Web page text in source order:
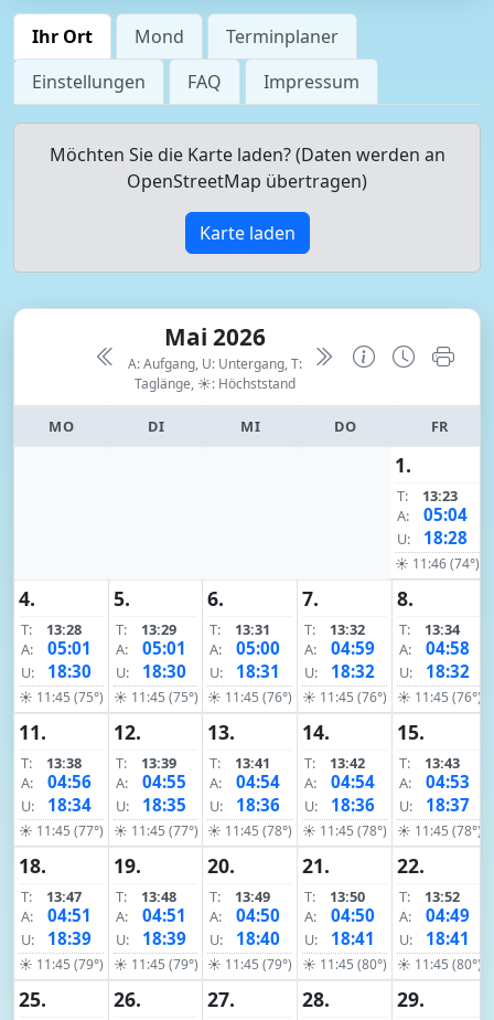
Ihr Ort Mond
Terminplaner
Einstellungen
FAQ Impressum
Möchten Sie die Karte laden? (Daten werden an
OpenStreetMap übertragen)
Karte laden
Mai 2026
A: Aufgang, U: Untergang, T:
Taglänge, ☀: Höchststand
MO DI MI DO FR
1.
T:
13:23
A:
05:04
U: 18:28
☀ 11:46 (74°)
4.
T:
13:28
A:
05:01
U: 18:30
☀ 11:45 (75°)
5.
T:
13:29
A:
05:01
U: 18:30
☀ 11:45 (75°)
6.
T:
13:31
A:
05:00
U: 18:31
☀ 11:45 (76°)
7.
T:
13:32
A:
04:59
U: 18:32
☀ 11:45 (76°)
8.
T:
13:34
A:
04:58
U: 18:32
☀ 11:45 (76°)
11.
T:
13:38
A:
04:56
U: 18:34
☀ 11:45 (77°)
12.
T:
13:39
A:
04:55
U: 18:35
☀ 11:45 (77°)
13.
T:
13:41
A:
04:54
U: 18:36
☀ 11:45 (78°)
14.
T:
13:42
A:
04:54
U: 18:36
☀ 11:45 (78°)
15.
T:
13:43
A:
04:53
U: 18:37
☀ 11:45 (78°)
18.
T:
13:47
A:
04:51
U: 18:39
☀ 11:45 (79°)
19.
T:
13:48
A:
04:51
U: 18:39
☀ 11:45 (79°)
20.
T:
13:49
A:
04:50
U: 18:40
☀ 11:45 (79°)
21.
T:
13:50
A:
04:50
U: 18:41
☀ 11:45 (80°)
22.
T:
13:52
A:
04:49
U: 18:41
☀ 11:45 (80°)
25. 26. 27. 28. 29.